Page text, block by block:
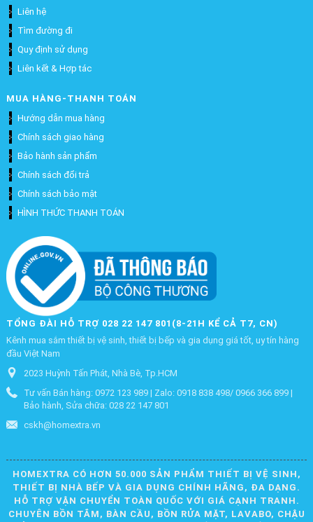
Liên hệ
Tìm đường đi
Quy định sử dụng
Liên kết & Hợp tác
MUA HÀNG-THANH TOÁN
Hướng dẫn mua hàng
Chính sách giao hàng
Bảo hành sản phẩm
Chính sách đổi trả
Chính sách bảo mật
HÌNH THỨC THANH TOÁN
TỔNG ĐÀI HỖ TRỢ 028 22 147 801(8-21H KỂ CẢ T7, CN)
Kênh mua sắm thiết bị vệ sinh, thiết bị bếp và gia dụng giá tốt, uy tín hàng
đầu Việt Nam
2023 Huỳnh Tấn Phát, Nhà Bè, Tp.HCM
Tư vấn Bán hàng: 0972 123 989 | Zalo: 0918 838 498/ 0966 366 899 |
Bảo hành, Sửa chữa: 028 22 147 801
cskh@homextra.vn
HOMEXTRA CÓ HƠN 50.000 SẢN PHẨM THIẾT BỊ VỆ SINH,
THIẾT BỊ NHÀ BẾP VÀ GIA DỤNG CHÍNH HÃNG, ĐA DẠNG.
HỖ TRỢ VẬN CHUYỂN TOÀN QUỐC VỚI GIÁ CẠNH TRANH.
CHUYÊN BỒN TẮM, BÀN CẦU, BỒN RỬA MẶT, LAVABO, CHẬU